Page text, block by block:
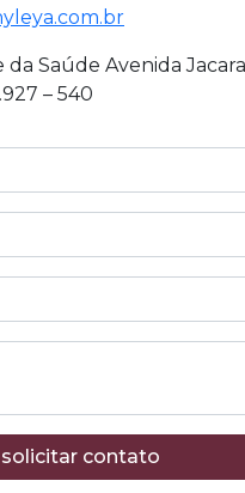
Saúde Avenida
– 540